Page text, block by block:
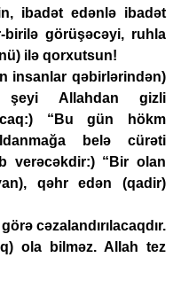
ibadət edənlə ibadət
birilə görüşəcəyi, ruhla
ilə qorxutsun!
qəbirlərindən)
şeyi Allahdan gizli
“Bu gün hökm
belə cürəti
verəcəkdir:) “Bir olan
qəhr edən (qadir)
cəzalandırılacaqdır.
ola bilməz. Allah tez